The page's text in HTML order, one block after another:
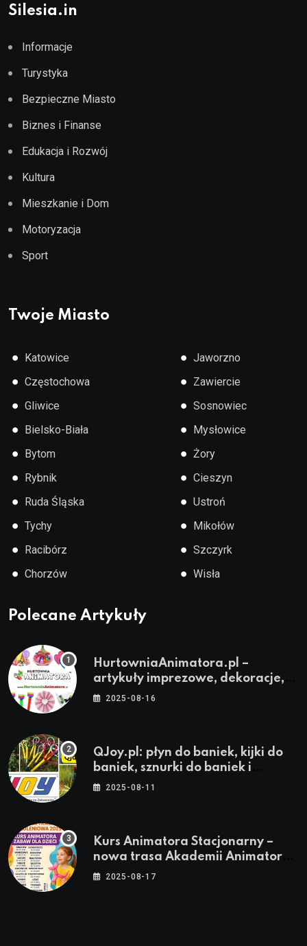
Silesia.in
Informacje
Turystyka
Bezpieczne Miasto
Biznes i Finanse
Edukacja i Rozwój
Kultura
Mieszkanie i Dom
Motoryzacja
Sport
Twoje Miasto
● Katowice
● Częstochowa
● Gliwice
● Bielsko-Biała
● Bytom
● Rybnik
● Ruda Śląska
● Tychy
● Racibórz
● Chorzów
● Jaworzno
● Zawiercie
● Sosnowiec
● Mysłowice
● Żory
● Cieszyn
● Ustroń
● Mikołów
● Szczyrk
● Wisła
Polecane Artykuły
HurtowniaAnimatora.pl –
artykuły imprezowe, dekoracje,
stroje i akcesoria dla animatorów
2025-08-16
QJoy.pl: płyn do baniek, kijki do
baniek, sznurki do baniek i
zestawy do baniek
2025-08-11
Kurs Animatora Stacjonarny –
nowa trasa Akademii Animatora
– jesień 2025
2025-08-17